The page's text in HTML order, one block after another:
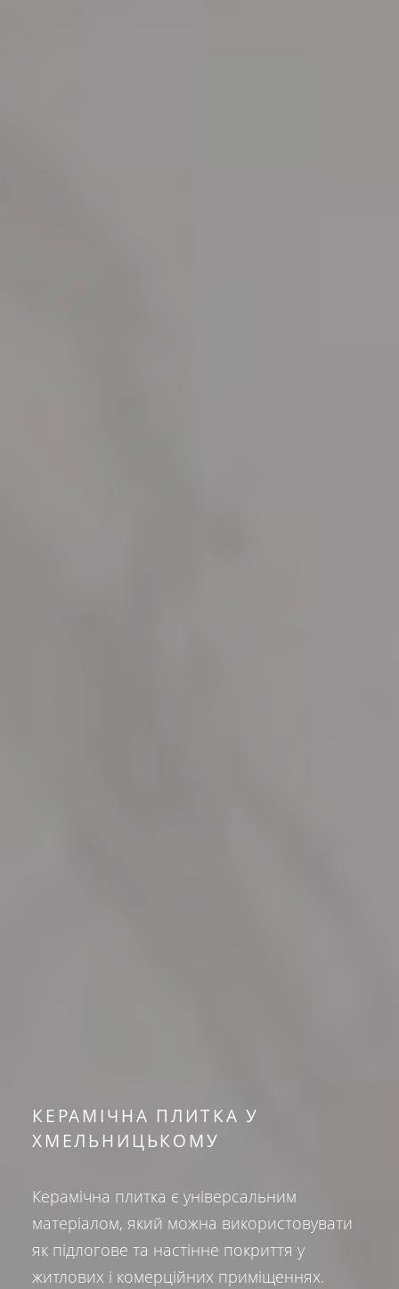
КЕРАМІЧНА ПЛИТКА У
ХМЕЛЬНИЦЬКОМУ
Керамічна плитка є універсальним
матеріалом, який можна використовувати
як підлогове та настінне покриття у
житлових і комерційних приміщеннях.